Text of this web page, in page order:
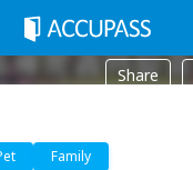
Share
Family